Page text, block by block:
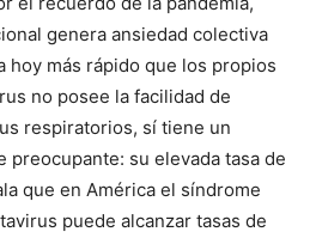
genera ansiedad colectiva
hoy más rápido que los propios
no posee la facilidad de
respiratorios, sí tiene un
preocupante: su elevada tasa de
que en América el síndrome
puede alcanzar tasas de